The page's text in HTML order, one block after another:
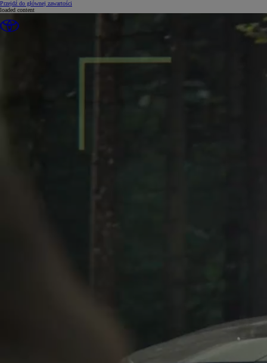
Przejdź do głównej zawartości
loaded content